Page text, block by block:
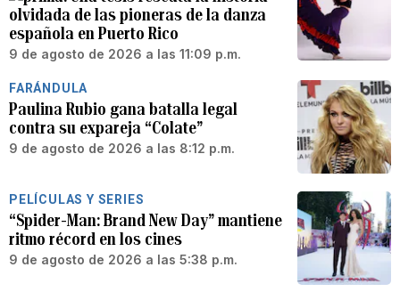
olvidada de las pioneras de la danza
española en Puerto Rico
9 de agosto de 2026 a las 11:09 p.m.
FARÁNDULA
Paulina Rubio gana batalla legal
contra su expareja “Colate”
9 de agosto de 2026 a las 8:12 p.m.
PELÍCULAS Y SERIES
“Spider-Man: Brand New Day” mantiene
ritmo récord en los cines
9 de agosto de 2026 a las 5:38 p.m.